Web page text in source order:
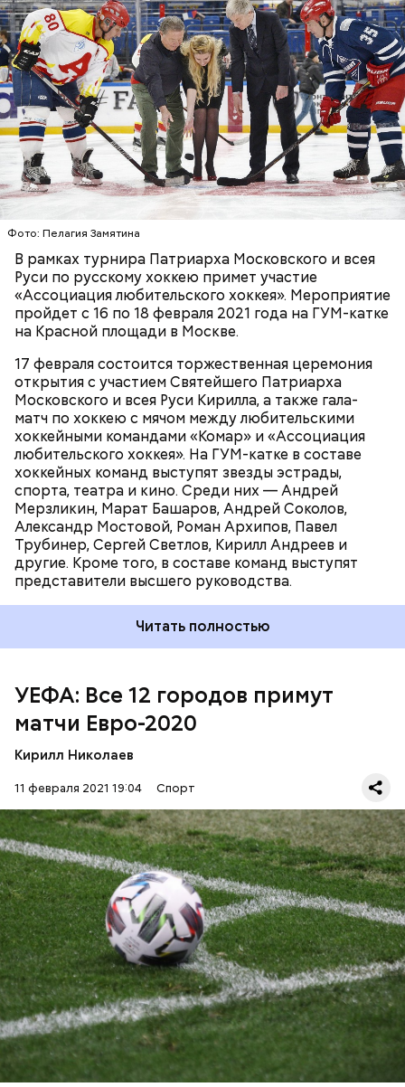
Фото: Пелагия Замятина
В рамках турнира Патриарха Московского и всея
Руси по русскому хоккею примет участие
«Ассоциация любительского хоккея». Мероприятие
пройдет с 16 по 18 февраля 2021 года на ГУМ-катке
на Красной площади в Москве.
17 февраля состоится торжественная церемония
открытия с участием Святейшего Патриарха
Московского и всея Руси Кирилла, а также гала-
матч по хоккею с мячом между любительскими
хоккейными командами «Комар» и «Ассоциация
любительского хоккея». На ГУМ-катке в составе
хоккейных команд выступят звезды эстрады,
спорта, театра и кино. Среди них — Андрей
Мерзликин, Марат Башаров, Андрей Соколов,
Александр Мостовой, Роман Архипов, Павел
Трубинер, Сергей Светлов, Кирилл Андреев и
другие. Кроме того, в составе команд выступят
представители высшего руководства.
Праздничный матч пройдет под девизом «Спасибо
за жизнь» в поддержку медицинских работников.
Читать полностью
ХОККЕЙ МЕДИЦИНА ЗНАМЕНИТОСТИ
УЕФА: Все 12 городов примут
матчи Евро-2020
Кирилл Николаев
11 февраля 2021 19:04 Спорт
— У нас есть обязательства провести турнир под
названием Евро-2020. А деньги лучше
инвестировать в здоровье, — цитирует Шара «Р-
Спорт».
Евро-2020 собираются провести с 11 июня по 11
июля 2021 года в 12 городах, включая Санкт-
Петербург. Окончательный состав команд на
Дания, Финляндия, Бельгия, Россия; группа С —
Нидерланды, Украина, Австрия, Северная
Македония; группа D — Англия, Хорватия,
Шотландия, Чехия; группа Е — Испания, Швеция,
Франция, Германия.
Читайте также:Александр Головин забил три гола в
матче чемпионата Франции по футболу
СПОРТ
ФУТБОЛ
ЧЕМПИОНАТ ЕВРОПЫ ПО ФУТБОЛУ